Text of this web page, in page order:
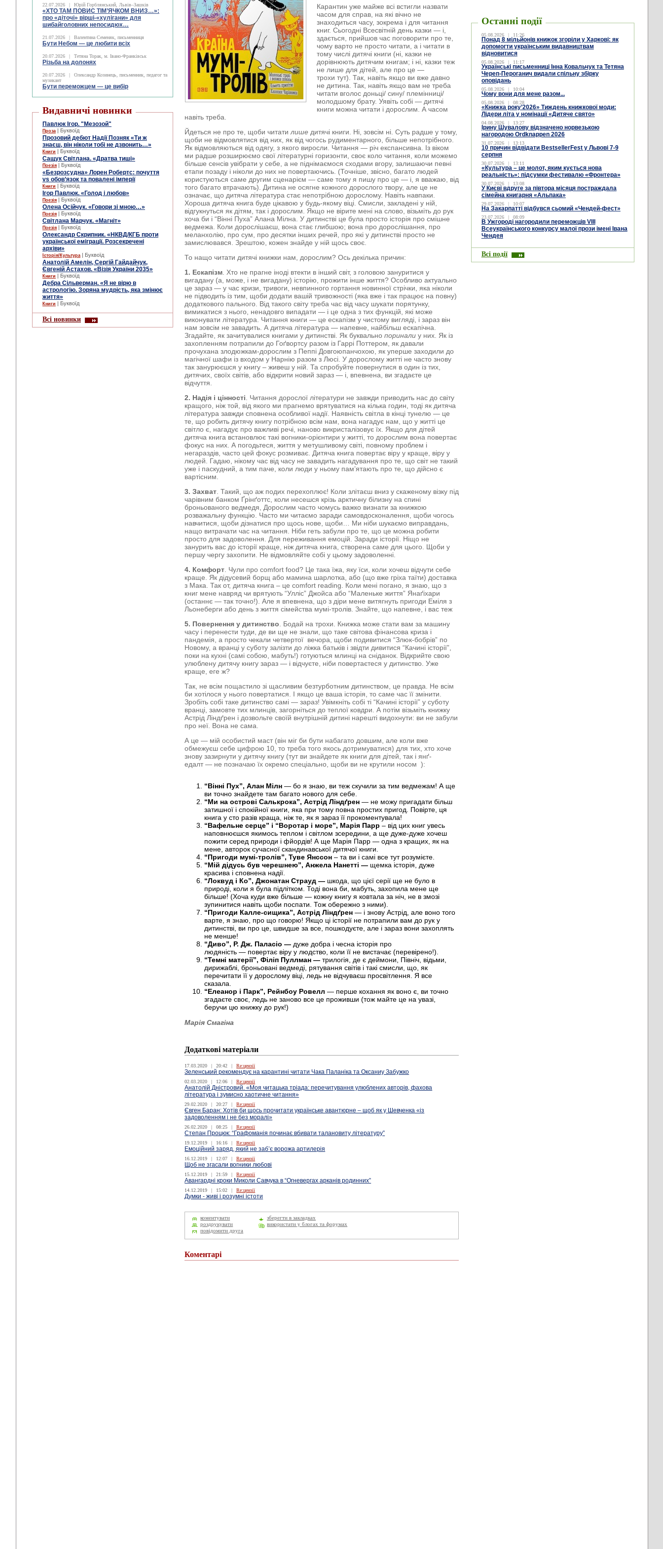
22.07.2026 | Юрій Горблянський, Львів–Зашків
«ХТО ТАМ ПОВИС ТІМ’ЯЧКОМ ВНИЗ…»:
про «діточі» вірші-«хулігани» для
шибайголовних непосидюх…
21.07.2026 | Валентина Семеняк, письменниця
Бути Небом ― це любити всіх
20.07.2026 | Тетяна Торак, м. Івано-Франківськ
Різьба на долонях
20.07.2026 |
Олександр Козинець, письменник, педагог та
музикант
Бути переможцем — це вибір
Видавничі новинки
Павлюк Ігор. "Мезозой"
Проза | Буквоїд
Прозовий дебют Надії Позняк «Ти ж
знаєш, він ніколи тобі не дзвонить…»
Книги | Буквоїд
Сащук Світлана. «Дратва тиші»
Поезія | Буквоїд
«Безрозсудна» Лорен Робертс: почуття
vs обов’язок та повалені імперії
Книги | Буквоїд
Ігор Павлюк. «Голод і любов»
Поезія | Буквоїд
Олена Осійчук. «Говори зі мною…»
Поезія | Буквоїд
Світлана Марчук. «Магніт»
Поезія | Буквоїд
Олександр Скрипник. «НКВД/КГБ проти
української еміграції. Розсекречені
архіви»
Історія/Культура | Буквоїд
Анатолій Амелін, Сергій Гайдайчук,
Євгеній Астахов. «Візія України 2035»
Книги | Буквоїд
Дебра Сільверман. «Я не вірю в
астрологію. Зоряна мудрість, яка змінює
життя»
Книги | Буквоїд
Всі новинки
Карантин уже майже всі встигли назвати
часом для справ, на які вічно не
знаходиться часу, зокрема і для читання
книг. Сьогодні Всесвітній день казки — і,
здається, прийшов час поговорити про те,
чому варто не просто читати, а і читати в
тому числі дитячі книги (ні, казки не
дорівнюють дитячим книгам; і ні, казки теж
не лише для дітей, але про це —
трохи тут). Так, навіть якщо ви вже давно
не дитина. Так, навіть якщо вам не треба
читати вголос доньці/ сину/ племінниці/
молодшому брату. Уявіть собі — дитячі
книги можна читати і дорослим. А часом
навіть треба.
Йдеться не про те, щоби читатилише дитячі книги. Ні, зовсім ні. Суть радше у тому,
щоби не відмовлятися від них, як від чогось рудиментарного, більше непотрібного.
Як відмовляються від одягу, з якого виросли. Читання — річ експансивна. Із віком
ми радше розширюємо свої літературні горизонти, своє коло читання, коли можемо
більше сенсів увібрати у себе, а не піднімаємося сходами вгору, залишаючи певні
етапи позаду і ніколи до них не повертаючись. (Точніше, звісно, багато людей
користуються саме другим сценарієм — саме тому я пишу про це — і, я вважаю, від
того багато втрачають). Дитина не осягне кожного дорослого твору, але це не
означає, що дитяча література стає непотрібною дорослому. Навіть навпаки.
Хороша дитяча книга буде цікавою у будь-якому віці. Смисли, закладені у ній,
відгукнуться як дітям, так і дорослим. Якщо не вірите мені на слово, візьміть до рук
хоча би і “Вінні Пуха” Алана Мілна. У дитинстві це була просто історія про смішне
ведмежа. Коли дорослішаєш, вона стає глибшою; вона про дорослішання, про
меланхолію, про сум, про десятки інших речей, про які у дитинстві просто не
замислювався. Зрештою, кожен знайде у ній щось своє.
То нащо читати дитячі книжки нам, дорослим? Ось декілька причин:
1. Ескапізм . Хто не прагне іноді втекти в інший світ, з головою зануритися у
вигадану (а, може, і не вигадану) історію, прожити інше життя? Особливо актуально
це зараз — у час кризи, тривоги, невпинного гортання новинної стрічки, яка ніколи
не підводить із тим, щоби додати вашій тривожності (яка вже і так працює на повну)
додаткового пального. Від такого світу треба час від часу шукати порятунку,
вимикатися з нього, ненадовго випадати — і це одна з тих функцій, які може
виконувати література. Читання книги — це ескапізм у чистому вигляді, і зараз він
нам зовсім не завадить. А дитяча література — напевне, найбільш ескапічна.
Згадайте, як зачитувалися книгами у дитинстві. Як буквальнопоринали у них. Як із
захопленням потрапили до Гоґвортсу разом із Гаррі Поттером, як давали
прочухана злодюжкам-дорослим з Пеппі Довгоюпанчохою, як уперше заходили до
магічної шафи із входом у Нарнію разом з Люсі. У дорослому житті не часто знову
так занурюєшся у книгу – живеш у ній. Та спробуйте повернутися в один із тих,
дитячих, своїх світів, або відкрити новий зараз — і, впевнена, ви згадаєте це
відчуття.
2. Надія і цінності . Читання дорослої літератури не завжди приводить нас до світу
кращого, ніж той, від якого ми прагнемо врятуватися на кілька годин, тоді як дитяча
література завжди сповнена особливої надії. Наявність світла в кінці тунелю — це
те, що робить дитячу книгу потрібною всім нам, вона нагадує нам, що у житті це
світло є, нагадує про важливі речі, наново викристалізовує їх. Якщо для дітей
дитяча книга встановлює такі вогники-орієнтири у житті, то дорослим вона повертає
фокус на них. А погодьтеся, життя у метушливому світі, повному проблем і
негараздів, часто цей фокус розмиває. Дитяча книга повертає віру у краще, віру у
людей. Гадаю, нікому час від часу не завадить нагадування про те, що світ не такий
уже і паскудний, а тим паче, коли люди у ньому пам’ятають про те, що дійсно є
вартісним.
3. Захват . Такий, що аж подих перехоплює! Коли злітаєш вниз у скаженому візку під
чарівним банком Ґрінґоттс, коли несешся крізь арктичну білизну на спині
броньованого ведмедя, Дорослим часто чомусь важко визнати за книжкою
розважальну функцію. Часто ми читаємо заради самовдосконалення, щоби чогось
навчитися, щоби дізнатися про щось нове, щоби… Ми ніби шукаємо виправдань,
нащо витрачати час на читання. Ніби геть забули про те, що це можна робити
просто для задоволення. Для переживання емоцій. Заради історії. Ніщо не
занурить вас до історії краще, ніж дитяча книга, створена саме для цього. Щоби у
першу чергу захопити. Не відмовляйте собі у цьому задоволенні.
4. Комфорт . Чули про comfort food? Це така їжа, яку їси, коли хочеш відчути себе
краще. Як дідусевий борщ або мамина шарлотка, або (що вже гріха таїти) доставка
з Мака. Так от, дитяча книга – це comfort reading. Коли мені погано, я знаю, що з
книг мене навряд чи врятують “Улліс” Джойса або “Маленьке життя” Янаґіхари
(останнє — так точно!). Але я впевнена, що з діри мене витягнуть пригоди Еміля з
Льонеберги або день з життя сімейства мумі-тролів. Знайте, що напевне, і вас теж
5. Повернення у дитинство . Бодай на трохи. Книжка може стати вам за машину
часу і перенести туди, де ви ще не знали, що таке світова фінансова криза і
пандемія, а просто чекали четвертої вечора, щоби подивитися “Злюк-бобрів” по
Новому, а вранці у суботу залізти до ліжка батьків і звідти дивитися “Качині історії”,
поки на кухні (самі собою, мабуть!) готуються млинці на сніданок. Відкрийте свою
улюблену дитячу книгу зараз — і відчуєте, ніби повертаєтеся у дитинство. Уже
краще, еге ж?
Так, не всім пощастило зі щасливим безтурботним дитинством, це правда. Не всім
би хотілося у нього повертатися. І якщо це ваша історія, то саме час її змінити.
Зробіть собі таке дитинство самі — зараз! Увімкніть собі ті “Качині історії” у суботу
вранці, замовте тих млинців, загорніться до теплої ковдри. А потім візьміть книжку
Астрід Ліндґрен і дозвольте своїй внутрішній дитині нарешті видохнути: ви не забули
про неї. Вона не сама.
А це — мій особистий маст (він міг би бути набагато довшим, але коли вже
обмежуєш себе цифрою 10, то треба того якось дотримуватися) для тих, хто хоче
знову зазирнути у дитячу книгу (тут ви знайдете як книги для дітей, так і янґ-
едалт — не позначаю їх окремо спеціально, щоби ви не крутили носом ):
“Вінні Пух”, Алан Мілн — бо я знаю, ви теж скучили за тим ведмежам! А ще
ви точно знайдете там багато нового для себе.
“Ми на острові Салькрока”, Астрід Ліндґрен — не можу пригадати більш
затишної і спокійної книги, яка при тому повна простих пригод. Повірте, ця
книга у сто разів краща, ніж те, як я зараз її прокоментувала!
“Вафельне серце” і “Воротар і море”, Марія Парр – від цих книг увесь
наповнюєшся якимось теплом і світлом зсередини, а ще дуже-дуже хочеш
пожити серед природи і фйордів! А ще Марія Парр — одна з кращих, як на
мене, авторок сучасної скандинавської дитячої книги.
“Пригоди мумі-тролів”, Туве Янссон – та ви і самі все тут розумієте.
“Мій дідусь був черешнею”, Анжела Нанетті— щемка історія, дуже
красива і сповнена надії.
“Локвуд і Ко”, Джонатан Страуд— шкода, що цієї серії ще не було в
природі, коли я була підлітком. Тоді вона би, мабуть, захопила мене ще
більше! (Хоча куди вже більше — кожну книгу я ковтала за ніч, не в змозі
зупинитися навіть щоби поспати. Тож обережно з ними).
“Пригоди Калле-сищика”, Астрід Ліндґрен — і знову Астрід, але воно того
варте, я знаю, про що говорю! Якщо ці історії не потрапили вам до рук у
дитинстві, ви про це, швидше за все, пошкодуєте, але і зараз вони захоплять
не менше!
“Диво”, Р. Дж. Паласіо— дуже добра і чесна історія про
людяність — повертає віру у людство, коли її не вистачає (перевірено!).
“Темні матерії”, Філіп Пуллман — трилогія, де є деймони, Північ, відьми,
дирижаблі, броньовані ведмеді, рятування світів і такі смисли, що, як
перечитати її у дорослому віці, ледь не відчуваєш просвітлення. Я все
сказала.
“Елеанор і Парк”, Рейнбоу Ровелл — перше кохання як воно є, ви точно
згадаєте своє, ледь не заново все це проживши (тож майте це на увазі,
беручи цю книжку до рук!)
Марія Смагіна
Додаткові матеріали
17.03.2020 | 20:42 | Re:цензії
Зеленський рекомендує на карантині читати Чака Паланіка та Оксаниу Забужко
02.03.2020 | 12:06 | Re:цензії
Анатолій Дністровий. «Моя читацька тріада: перечитування улюблених авторів, фахова
література і зумисно хаотичне читання»
29.02.2020 | 20:27 | Re:цензії
Євген Баран: Хотів би щось прочитати українське авантюрне – щоб як у Шевченка «із
задоволенням і не без моралі»
26.02.2020 | 08:25 | Re:цензії
Степан Процюк: “Графоманія починає вбивати талановиту літературу”
19.12.2019 | 16:16 | Re:цензії
Емоційний заряд, який не заб’є ворожа артилерія
16.12.2019 | 12:07 | Re:цензії
Щоб не згасали вогники любові
15.12.2019 | 21:59 | Re:цензії
Авангардні кроки Миколи Савчука в “Огневергах арканів родинних”
14.12.2019 | 15:02 | Re:цензії
Думки - живі і розумні істоти
коментувати
зберегти в закладках
роздрукувати
використати у блогах та форумах
повідомити друга
Коментарі
Останні події
05.08.2026 | 11:26
Понад 8 мільйонів книжок згоріли у Харкові: як
допомогти українським видавництвам
відновитися
05.08.2026 | 11:17
Українські письменниці Інна Ковальчук та Тетяна
Череп-Пероганич видали спільну збірку
оповідань
05.08.2026 | 10:04
Чому вони для мене разом...
05.08.2026 | 08:28
«Книжка року’2026» Тиждень книжкової моди:
Лідери літа у номінації «Дитяче свято»
04.08.2026 | 13:27
Ірину Шувалову відзначено норвезькою
нагородою Ordknappen 2026
31.07.2026 | 13:13
10 причин відвідати BestsellerFest у Львові 7-9
серпня
30.07.2026 | 13:11
«Культура – це молот, яким кується нова
реальність»: підсумки фестивалю «Фронтера»
30.07.2026 | 13:08
У Києві вдруге за півтора місяця постраждала
сімейна книгарня «Альпака»
29.07.2026 | 10:07
На Закарпатті відбувся сьомий «Чендей-фест»
23.07.2026 | 08:09
В Ужгороді нагородили переможців VIII
Всеукраїнського конкурсу малої прози імені Івана
Чендея
Всі події